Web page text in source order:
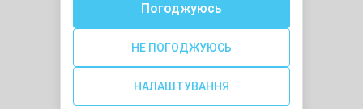
Погоджуюсь
НЕ ПОГОДЖУЮСЬ
НАЛАШТУВАННЯ
дезінфекція та
стерилізація
обладнання
Медична техніка
Засоби реабілітації
Шовний матеріал
Леза та скальпелі
хірургічні